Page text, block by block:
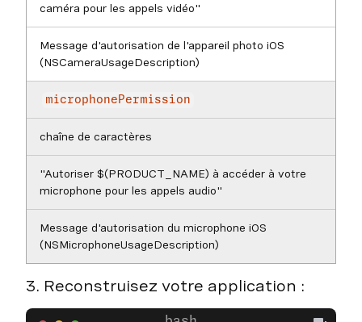
caméra pour les appels vidéo"
Message d'autorisation de l'appareil photo iOS
(NSCameraUsageDescription)
microphonePermission
chaîne de caractères
"Autoriser $(PRODUCT_NAME) à accéder à votre
microphone pour les appels audio"
Message d'autorisation du microphone iOS
(NSMicrophoneUsageDescription)
3. Reconstruisez votre application :